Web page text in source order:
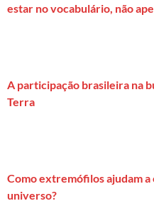
estar no vocabulário, não
A participação brasileira na
Terra
Como extremófilos ajudam
universo?